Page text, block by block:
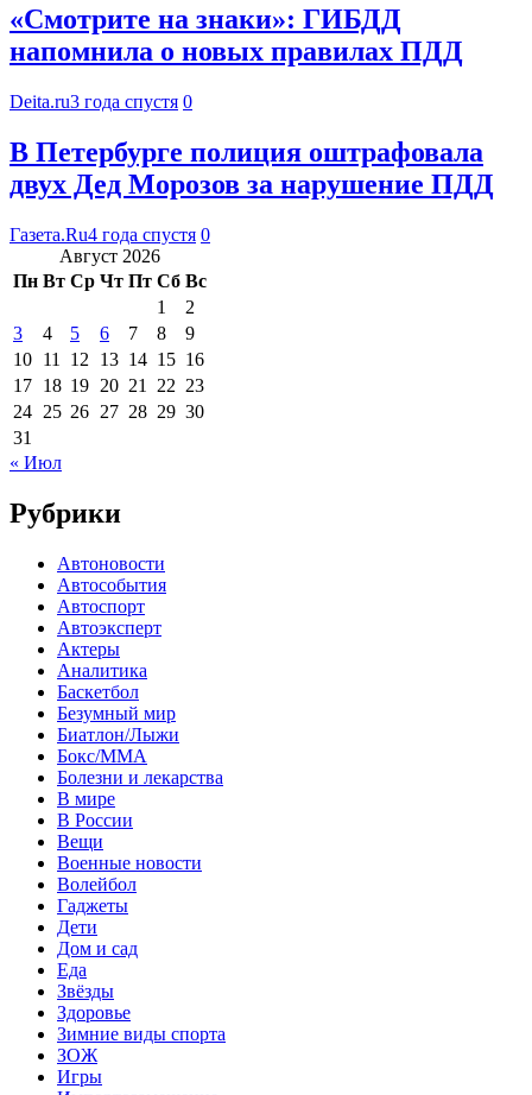
«Смотрите на знаки»: ГИБДД
напомнила о новых правилах ПДД
Deita.ru3 года спустя 0
В Петербурге полиция оштрафовала
двух Дед Морозов за нарушение ПДД
Газета.Ru4 года спустя 0
Август 2026
Пн Вт Ср Чт Пт Сб Вс
1
2
3
4 5 6 7 8
9
10 11 12 13 14 15 16
17 18 19 20 21 22 23
24 25 26 27 28 29 30
31
« Июл
Рубрики
Автоновости
Автособытия
Автоспорт
Автоэксперт
Актеры
Аналитика
Баскетбол
Безумный мир
Биатлон/Лыжи
Бокс/MMA
Болезни и лекарства
В мире
В России
Вещи
Военные новости
Волейбол
Гаджеты
Дети
Дом и сад
Еда
Звёзды
Здоровье
Зимние виды спорта
ЗОЖ
Игры